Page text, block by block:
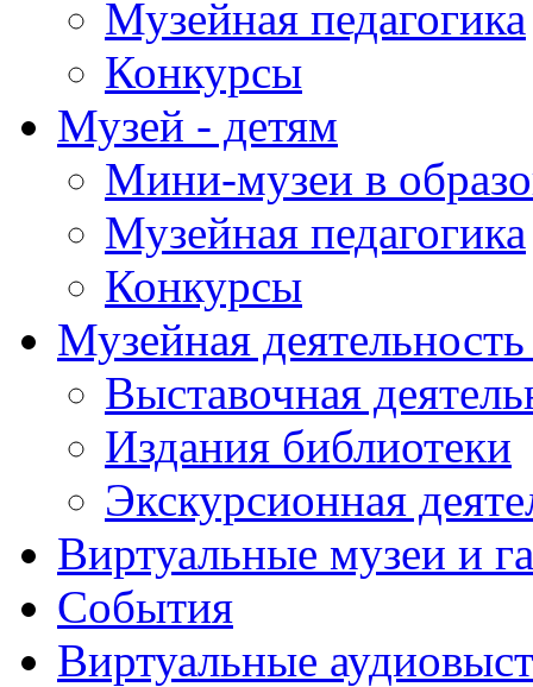
Музейная педагогика
Конкурсы
Музей - детям
Мини-музеи в
Музейная педагогика
Конкурсы
Музейная
Выставочная
Издания библиотеки
Экскурсионная
Виртуальные музеи и
События
Виртуальные